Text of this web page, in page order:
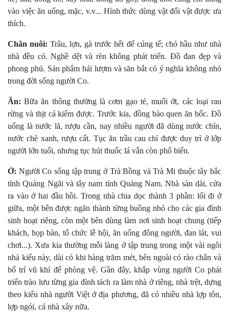
vào việc ăn uống, mặc, v.v... Hình thức dùng vật đổi vật được ưa
thích.
Chăn nuôi:Trâu, lợn, gà trước hết để cúng tế; chó hầu như nhà
nhà đều có. Nghề dệt và rèn không phát triển. Ðồ đan đẹp và
phong phú. Sản phẩm hái lượm và săn bắt có ý nghĩa không nhỏ
trong đời sống người Co.
Ăn:Bữa ăn thông thường là cơm gạo tẻ, muối ớt, các loại rau
rừng và thịt cá kiếm được. Trước kia, đồng bào quen ăn bốc. Ðồ
uống là nước lã, rượu cần, nay nhiều người đã dùng nước chín,
nước chè xanh, rượu cất. Tục ăn trầu cau chỉ được duy trì ở lớp
người lớn tuổi, nhưng tục hút thuốc lá vẫn còn phổ biến.
Ở: Người Co sống tập trung ở Trà Bồng và Trà Mi thuộc tây bắc
tỉnh Quảng Ngãi và tây nam tỉnh Quảng Nam. Nhà sàn dài, cửa
ra vào ở hai đầu hồi. Trong nhà chia dọc thành 3 phần: lối đi ở
giữa, một bên được ngăn thành từng buồng nhỏ cho các gia đình
sinh hoạt riêng, còn một bên dùng làm nơi sinh hoạt chung (tiếp
khách, họp bàn, tổ chức lễ hội, ăn uống đông người, đan lát, vui
chơi...). Xưa kia thường mỗi làng ở tập trung trong một vài ngôi
nhà kiểu này, dài có khi hàng trăm mét, bên ngoài có rào chắn và
bố trí vũ khí để phòng vệ. Gần đây, khắp vùng người Co phát
triển trào lưu từng gia đình tách ra làm nhà ở riêng, nhà trệt, dựng
theo kiểu nhà người Việt ở địa phương, đã có nhiều nhà lợp tôn,
lợp ngói, cả nhà xây nữa.